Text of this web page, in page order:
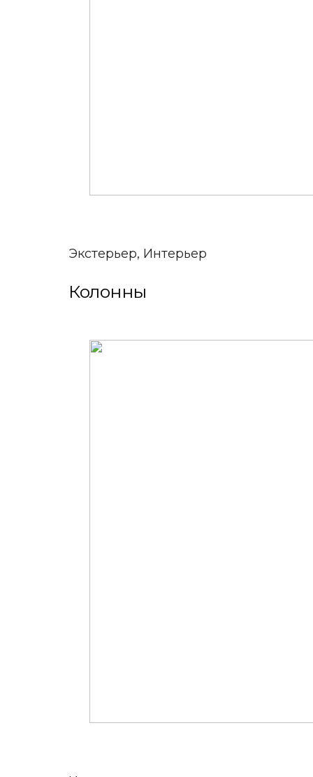
Экстерьер, Интерьер
Колонны